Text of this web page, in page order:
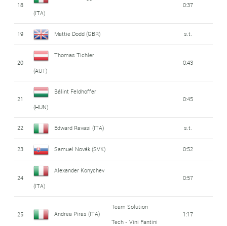
18
(ITA)
0:37
19 Mattie Dodd (GBR) s.t.
20
Thomas Tichler
(AUT)
0:43
21
Bálint Feldhoffer
(HUN)
0:45
22 Edward Ravasi (ITA) s.t.
23 Samuel Novák (SVK) 0:52
24
Alexander Konychev
(ITA)
0:57
25 Andrea Piras (ITA)
Team Solution
Tech - Vini Fantini
1:17